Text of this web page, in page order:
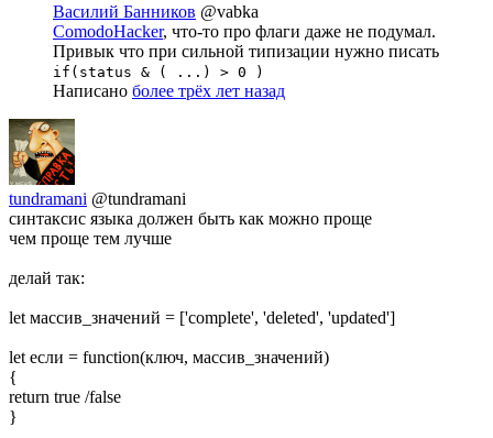
Василий Банников @vabka
ComodoHacker, что-то про флаги даже не подумал.
Привык что при сильной типизации нужно писать
if(status & ( ...) > 0 )
Написано более трёх лет назад
tundramani @tundramani
синтаксис языка должен быть как можно проще
чем проще тем лучше
делай так:
let массив_значений = ['complete', 'deleted', 'updated']
let если = function(ключ, массив_значений)
{
return true /false
}